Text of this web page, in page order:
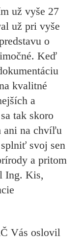
už vyše 27
už pri vyše
o
. Keď
kvalitné
a
sa tak skoro
ani na chvíľu
svoj sen
a pritom
Ing. Kis,
Vás oslovil